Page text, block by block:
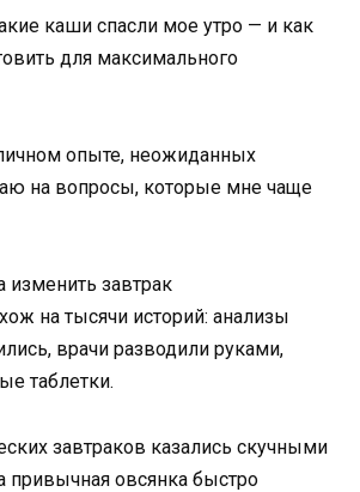
каши спасли мое утро — и как
для максимального
опыте, неожиданных
на вопросы, которые мне чаще
завтрак
на тысячи историй: анализы
врачи разводили руками,
таблетки.
завтраков казались скучными
привычная овсянка быстро